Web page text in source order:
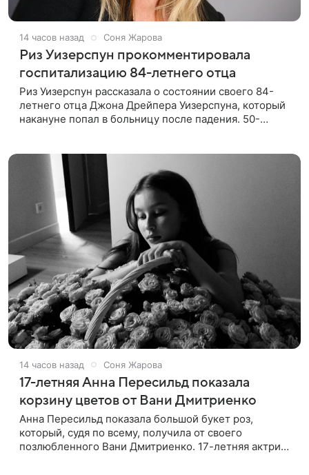
14 часов назад Соня Жарова
Риз Уизерспун прокомментировала
госпитализацию 84-летнего отца
Риз Уизерспун рассказала о состоянии своего 84-
летнего отца Джона Дрейпера Уизерспуна, который
накануне попал в больницу после падения. 50-
14 часов назад Соня Жарова
17-летняя Анна Пересильд показала
корзину цветов от Вани Дмитриенко
Анна Пересильд показала большой букет роз,
который, судя по всему, получилa от своего
позлюбленного Вани Дмитриенко. 17-летняя актриса